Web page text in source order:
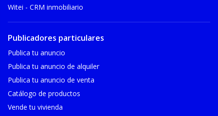
Witei - CRM inmobiliario
Publicadores particulares
Publica tu anuncio
Publica tu anuncio de alquiler
Publica tu anuncio de venta
Catálogo de productos
Vende tu vivienda